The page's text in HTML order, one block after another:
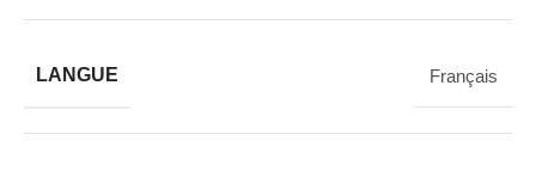
LANGUE Français